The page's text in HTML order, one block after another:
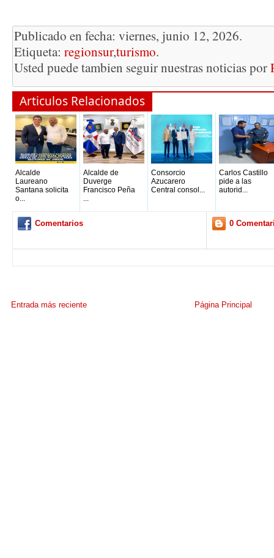
Publicado en fecha: viernes, junio 12, 2026.
Etiqueta: regionsur,turismo.
Usted puede tambien seguir nuestras noticias por
Articulos Relacionados
Alcalde
Laureano
Santana solicita
o...
Alcalde de
Duverge
Francisco Peña
...
Consorcio
Azucarero
Central consol...
Carlos Castillo
pide a las
autorid...
Comentarios 0
Entrada más reciente Página Principal